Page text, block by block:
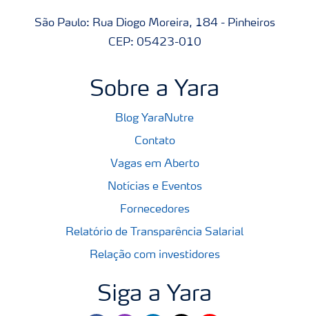
São Paulo: Rua Diogo Moreira, 184 - Pinheiros
CEP: 05423-010
Sobre a Yara
Blog YaraNutre
Contato
Vagas em Aberto
Notícias e Eventos
Fornecedores
Relatório de Transparência Salarial
Relação com investidores
Siga a Yara